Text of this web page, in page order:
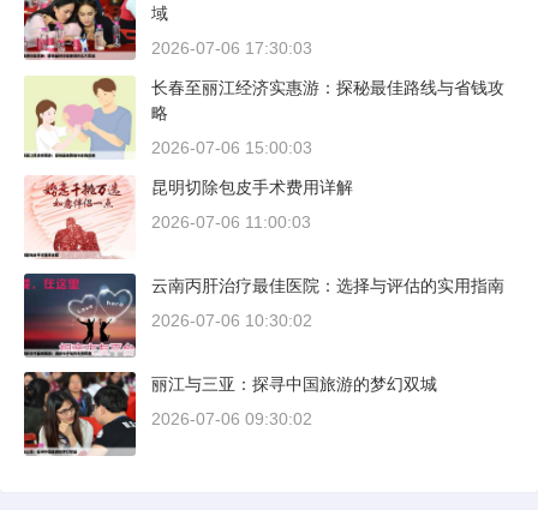
域
2026-07-06 17:30:03
长春至丽江经济实惠游：探秘最佳路线与省钱攻
略
2026-07-06 15:00:03
昆明切除包皮手术费用详解
2026-07-06 11:00:03
云南丙肝治疗最佳医院：选择与评估的实用指南
2026-07-06 10:30:02
丽江与三亚：探寻中国旅游的梦幻双城
2026-07-06 09:30:02